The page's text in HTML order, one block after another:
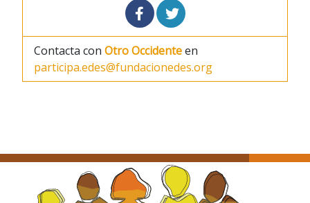
Contacta con Otro Occidenteen
participa.edes@fundacionedes.org